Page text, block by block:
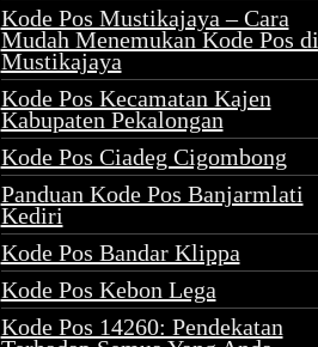
Kode Pos Mustikajaya – Cara
Mudah Menemukan Kode Pos di
Mustikajaya
Kode Pos Kecamatan Kajen
Kabupaten Pekalongan
Kode Pos Ciadeg Cigombong
Panduan Kode Pos Banjarmlati
Kediri
Kode Pos Bandar Klippa
Kode Pos Kebon Lega
Kode Pos 14260: Pendekatan